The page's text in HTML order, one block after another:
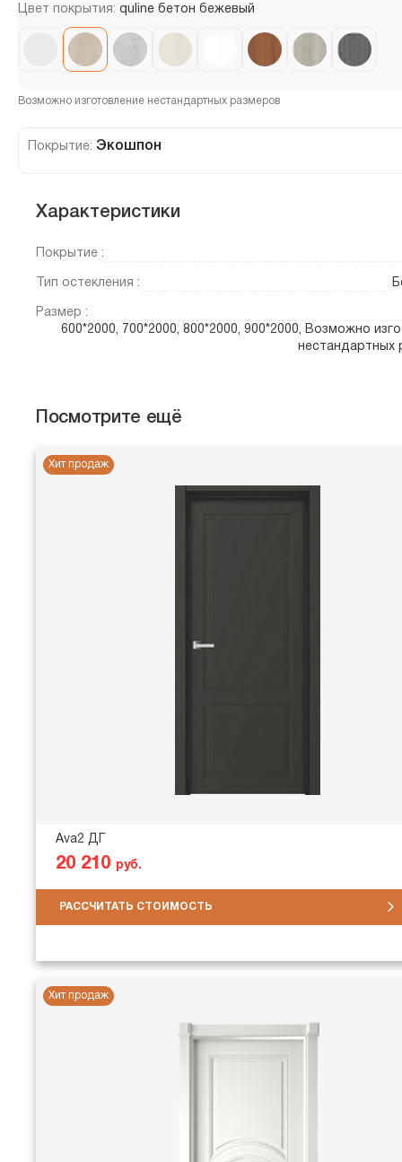
Цвет покрытия: quline бетон бежевый
Возможно изготовление нестандартных размеров
Покрытие: Экошпон
Характеристики
Покрытие :
Тип остекления :
Размер :
600*2000, 700*2000, 800*2000, 900*2000, Возможно
нестандартных
Посмотрите ещё
Хит продаж
Ava2 ДГ
20 210 руб.
РАССЧИТАТЬ СТОИМОСТЬ
Хит продаж